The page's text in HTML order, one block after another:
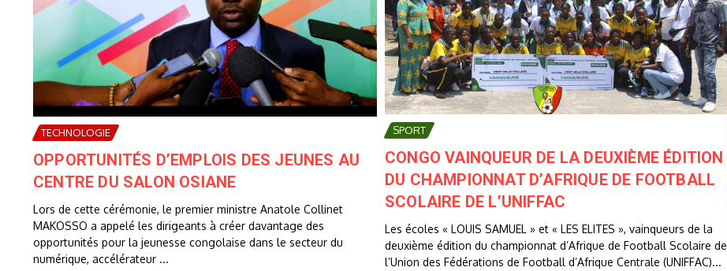
TECHNOLOGIE
OPPORTUNITÉS D’EMPLOIS DES JEUNES AU
CENTRE DU SALON OSIANE
Lors de cette cérémonie, le premier ministre Anatole Collinet
MAKOSSO a appelé les dirigeants à créer davantage des
opportunités pour la jeunesse congolaise dans le secteur du
numérique, accélérateur ...
SPORT
CONGO VAINQUEUR DE LA DEUXIÈME ÉDITION
DU CHAMPIONNAT D’AFRIQUE DE FOOTBALL
SCOLAIRE DE L’UNIFFAC
Les écoles « LOUIS SAMUEL » et « LES ELITES », vainqueurs de la
deuxième édition du championnat d’Afrique de Football Scolaire de
l’Union des Fédérations de Football d’Afrique Centrale (UNIFFAC)...